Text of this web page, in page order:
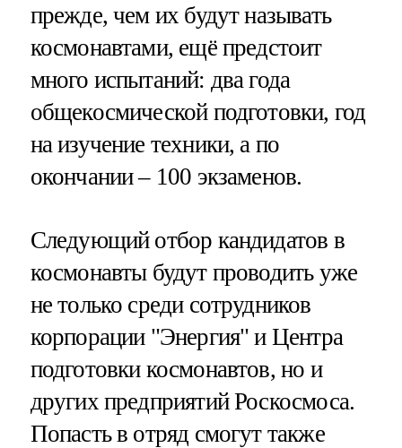
прежде, чем их будут называть
космонавтами, ещё предстоит
много испытаний: два года
общекосмической подготовки, год
на изучение техники, а по
окончании – 100 экзаменов.
Следующий отбор кандидатов в
космонавты будут проводить уже
не только среди сотрудников
корпорации "Энергия" и Центра
подготовки космонавтов, но и
других предприятий Роскосмоса.
Попасть в отряд смогут также